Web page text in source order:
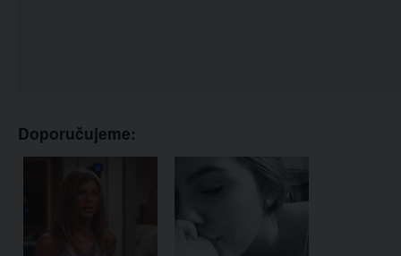
Doporučujeme: